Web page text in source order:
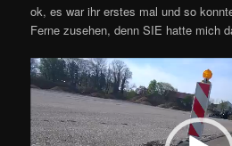
ok, es war ihr erstes mal und so
Ferne zusehen, denn SIE hatte mich
Video-
Player